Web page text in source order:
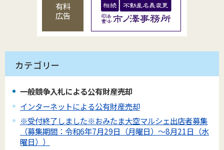
有料
広告
カテゴリー
一般競争入札による公有財産売却
インターネットによる公有財産売却
※受付終了しました※おみたま大空マルシェ出店者募集
（募集期間：令和6年7月29日（月曜日）～8月21日（水
曜日））